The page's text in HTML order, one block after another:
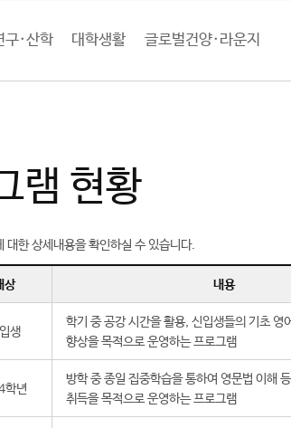
구·산학 대학생활 글로벌건양·라운지
램 현황
대한 상세내용을 확인하실 수 있습니다.
상 내용
생
학기 중 공강 시간을 활용, 신입생들의 기초
향상을 목적으로 운영하는 프로그램
학년
방학 중 종일 집중학습을 통하여 영문법 이해
취득을 목적으로 운영하는 프로그램